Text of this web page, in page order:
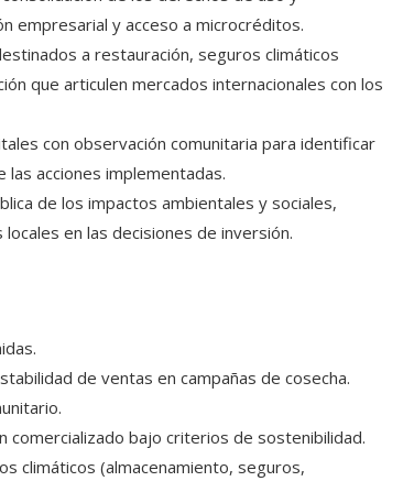
empresarial y acceso a microcréditos.
a restauración, seguros climáticos
que articulen mercados internacionales con los
con observación comunitaria para identificar
acciones implementadas.
de los impactos ambientales y sociales,
en las decisiones de inversión.
de ventas en campañas de cosecha.
bajo criterios de sostenibilidad.
climáticos (almacenamiento, seguros,